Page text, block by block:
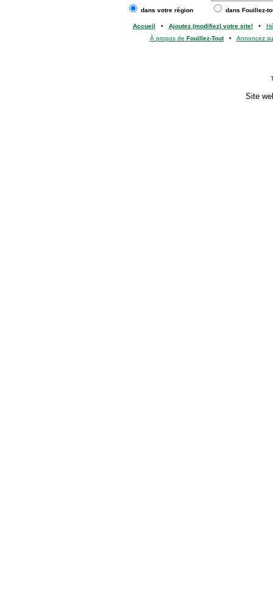
dans votre région dans Fouillez-
Accueil • Ajoutez (modifiez) votre site!•
À propos de Fouillez-Tout• Annoncez
Site